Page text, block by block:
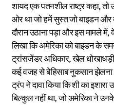
शायद एक पतनशील राष्ट्र कहा, तो
ओर था जो हमें सुस्त जो बाइडन
दौरान उठाना पड़ा और इस मामले
लिखा कि अमेरिका को बाइडन के
ट्रांसजेंडर अधिकार, खेल
कई वजह से बेहिसाब नुकसान झेलना
ट्रंप ने दावा किया कि शी का
बिल्कुल नहीं था, जो अमेरिका ने